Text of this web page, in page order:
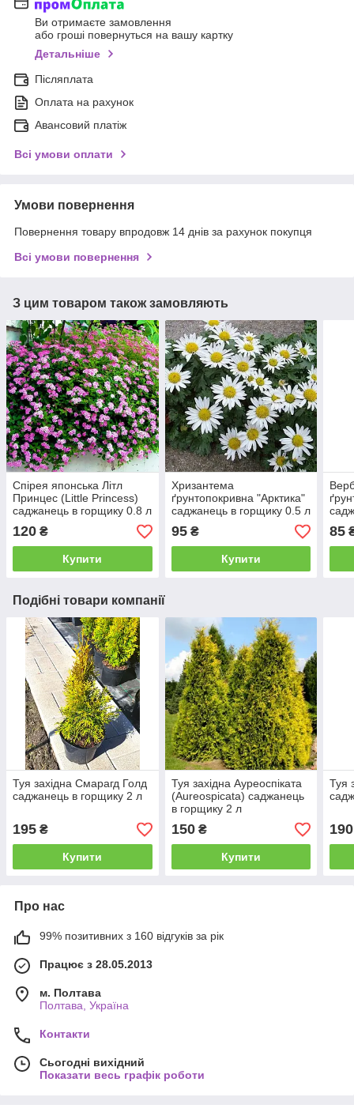
Ви отримаєте замовлення
або гроші повернуться на вашу картку
Детальніше
Післяплата
Оплата на рахунок
Авансовий платіж
Всі умови оплати
Умови повернення
Повернення товару впродовж 14 днів за рахунок покупця
Всі умови повернення
З цим товаром також замовляють
Спірея японська Літл
Принцес (Little Princess)
саджанець в горщику 0.8 л
120 ₴
Купити
Хризантема
ґрунтопокривна "Арктика"
саджанець в горщику 0.5 л
95₴
Купити
85
Подібні товари компанії
Туя західна Смарагд Голд
саджанець в горщику 2 л
195 ₴
Купити
Туя західна Ауреоспіката
(Aureospicata) саджанець
в горщику 2 л
150₴
Купити
Туя
190
Про нас
99% позитивних з 160 відгуків за рік
Працює з 28.05.2013
м. Полтава
Полтава, Україна
Контакти
Сьогодні вихідний
Показати весь графік роботи